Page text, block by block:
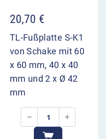
20,70 €
TL-Fußplatte S-K1
von Schake mit 60
x 60 mm, 40 x 40
mm und 2 x Ø 42
mm